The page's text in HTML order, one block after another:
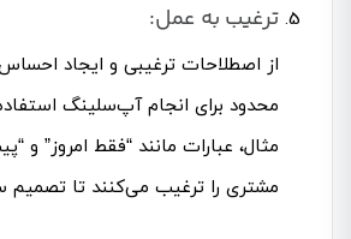
ترغیب به عمل:
از اصطلاحات ترغیبی و ایجاد
محدود برای انجام آپ‌سلینگ
مثال، عبارات مانند “فقط امروز” و
مشتری را ترغیب می‌کنند تا تصمیم